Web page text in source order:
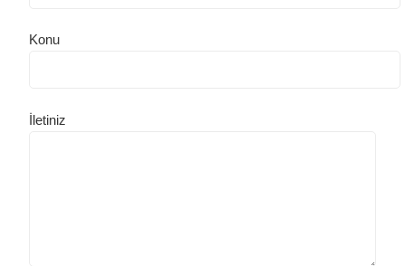
Konu
İletiniz